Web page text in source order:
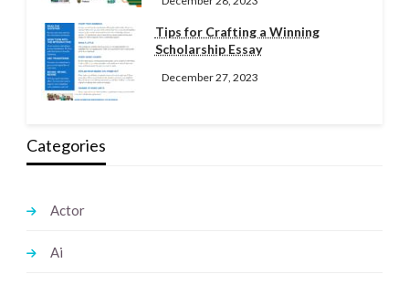
Tips for Crafting a Winning
Scholarship Essay
December 27, 2023
Categories
Actor
Ai